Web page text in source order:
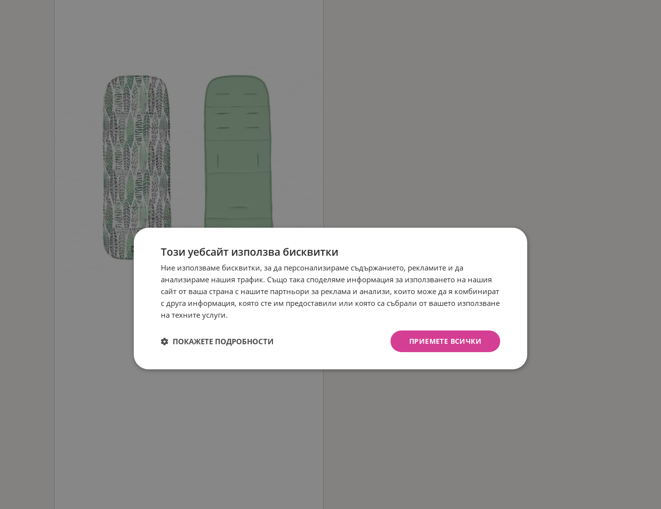
Този уебсайт използва бисквитки
Ние използваме бисквитки, за да персонализираме съдържанието, рекламите и да
анализираме нашия трафик. Също така споделяме информация за използването на нашия
сайт от ваша страна с нашите партньори за реклама и анализи, които може да я комбинират
с друга информация, която сте им предоставили или която са събрали от вашето използване
на техните услуги.
ПРИЕМЕТЕ ВСИЧКИ
ПОКАЖЕТЕ ПОДРОБНОСТИ